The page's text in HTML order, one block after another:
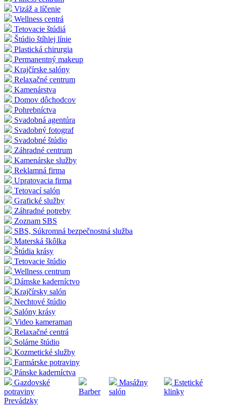
Vizáž a líčenie
Wellness centrá
Tetovacie štúdiá
Štúdio štíhlej línie
Plastická chirurgia
Permanentný makeup
Krajčírske salóny
Relaxačné centrum
Kamenárstva
Domov dôchodcov
Pohrebníctva
Svadobná agentúra
Svadobný fotograf
Svadobné štúdio
Záhradné centrum
Kamenárske služby
Reklamná firma
Upratovacia firma
Tetovací salón
Grafické služby
Záhradné potreby
Zoznam SBS
SBS, Súkromná bezpečnostná služba
Materská škôlka
Štúdia krásy
Tetovacie štúdio
Wellness centrum
Dámske kaderníctvo
Krajčírsky salón
Nechtové štúdio
Salóny krásy
Video kameraman
Relaxačné centrá
Solárne štúdio
Kozmetické služby
Farmárske potraviny
Pánske kaderníctva
Gazdovské
potraviny
Barber
Masážny
salón
Estetické
klinky
Prevádzky